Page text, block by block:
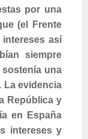
por una
(el Frente
así
siempre
una
La evidencia
República y
en España
intereses y